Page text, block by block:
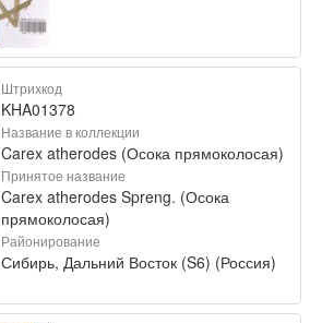
Штрихкод
KHA01378
Название в коллекции
Carex atherodes (Осока прямоколосая)
Принятое название
Carex atherodes Spreng. (Осока
прямоколосая)
Районирование
Сибирь, Дальний Восток (S6) (Россия)